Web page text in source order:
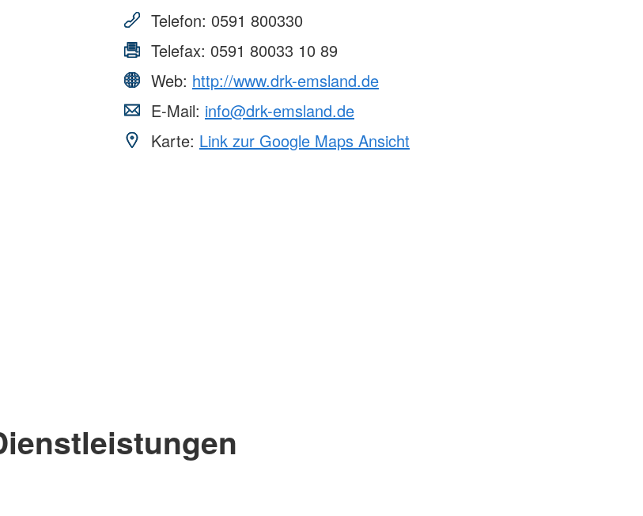
Telefon: 0591 800330
Telefax: 0591 80033 10 89
Web: http://www.drk-emsland.de
E-Mail: info@drk-emsland.de
Karte: Link zur Google Maps Ansicht